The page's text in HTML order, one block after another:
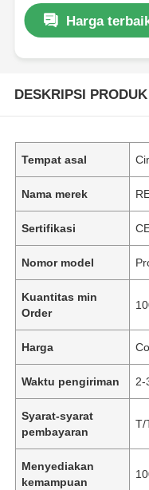
Harga
DESKRIPSI PRODUK
Tempat asal
Nama merek
Sertifikasi
Nomor model
Kuantitas min
Order
Harga
Waktu pengiriman 2-
Syarat-syarat
pembayaran
T/
Menyediakan
kemampuan